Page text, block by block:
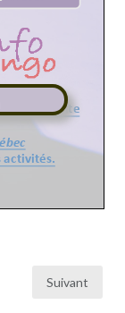
Suivant